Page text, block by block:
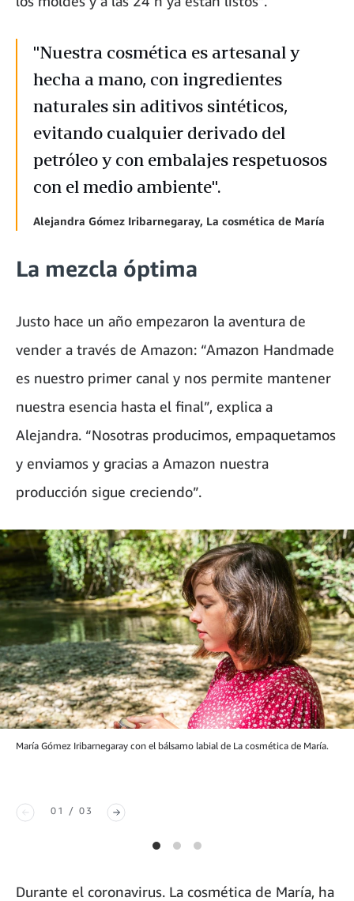
"Nuestra cosmética es artesanal y
hecha a mano, con ingredientes
naturales sin aditivos sintéticos,
evitando cualquier derivado del
petróleo y con embalajes respetuosos
con el medio ambiente".
Alejandra Gómez Iribarnegaray, La cosmética de María
La mezcla óptima
Justo hace un año empezaron la aventura de
vender a través de Amazon: “Amazon Handmade
es nuestro primer canal y nos permite mantener
nuestra esencia hasta el final”, explica a
Alejandra. “Nosotras producimos, empaquetamos
y enviamos y gracias a Amazon nuestra
producción sigue creciendo”.
María Gómez Iribarnegaray con el bálsamo labial de La cosmética de María.
01 / 03
Durante el coronavirus. La cosmética de María, ha